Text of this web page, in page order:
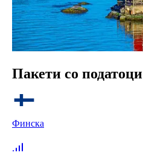
Пакети со податоци
Финска